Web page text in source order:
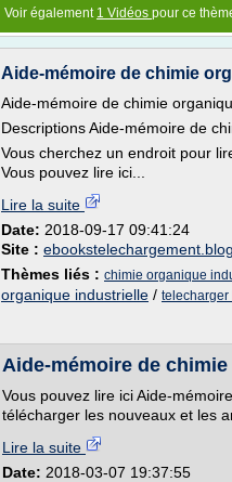
Voir également 1 Vidéos pour ce
Aide-mémoire de chimie
Aide-mémoire de chimie
Descriptions Aide-mémoire de
Vous cherchez un endroit pour
Vous pouvez lire ici...
Lire la suite
Date: 2018-09-17 09:41:24
Site :
Thèmes liés : chimie organique
organique industrielle /
Aide-mémoire de
Vous pouvez lire ici Aide-
télécharger les nouveaux et les
Lire la suite
Date: 2018-03-07 19:37:55